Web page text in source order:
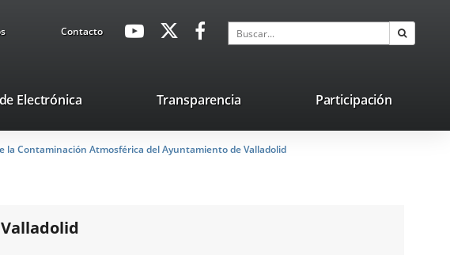
ContactoavaHeaderSocial
Enlace
externa.
Enlace
aplicación
externa.
Enlace
aplicación
externa.
Buscar
ElectrónicaEnlace
una
aplicación
Transparencia Participación
la Contaminación Atmosférica del Ayuntamiento de Valladolid